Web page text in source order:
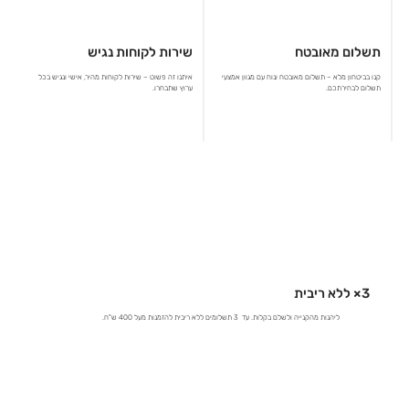
שירות לקוחות נגיש
איתנו זה פשוט – שירות לקוחות מהיר, אישי ונגיש בכל
ערוץ שתבחרו.
תשלום מאובטח
קנו בביטחון מלא – תשלום מאובטח ונוח עם מגוון אמצעי
תשלום לבחירתכם.
3× ללא ריבית
ליהנות מהקנייה ולשלם בקלות. עד 3 תשלומים ללא ריבית להזמנות מעל 400 ש"ח.